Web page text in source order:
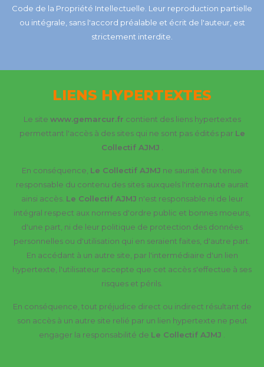
Code de la Propriété Intellectuelle. Leur reproduction partielle
ou intégrale, sans l'accord préalable et écrit de l'auteur, est
strictement interdite.
LIENS HYPERTEXTES
Le site www.gemarcur.fr contient des liens hypertextes
permettant l'accès à des sites qui ne sont pas édités par Le
Collectif AJMJ
En conséquence, Le Collectif AJMJ ne saurait être tenue
responsable du contenu des sites auxquels l'internaute aurait
ainsi accès. Le Collectif AJMJ n'est responsable ni de leur
intégral respect aux normes d'ordre public et bonnes moeurs,
d'une part, ni de leur politique de protection des données
personnelles ou d'utilisation qui en seraient faites, d'autre part.
En accédant à un autre site, par l'intermédiaire d'un lien
hypertexte, l'utilisateur accepte que cet accès s'effectue à ses
risques et périls.
En conséquence, tout préjudice direct ou indirect résultant de
son accès à un autre site relié par un lien hypertexte ne peut
engager la responsabilité de Le Collectif AJMJ